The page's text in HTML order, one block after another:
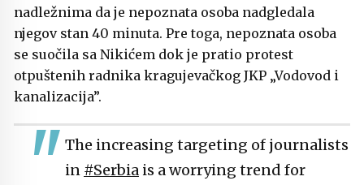
nadležnima da je nepoznata osoba nadgledala
njegov stan 40 minuta. Pre toga, nepoznata osoba
se suočila sa Nikićem dok je pratio protest
otpuštenih radnika kragujevačkog JKP „Vodovod i
kanalizacija”.
The increasing targeting of journalists
in #Serbia is a worrying trend for